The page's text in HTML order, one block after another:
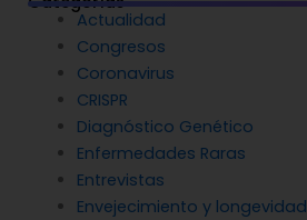
Actualidad
Congresos
Coronavirus
CRISPR
Diagnóstico Genético
Enfermedades Raras
Entrevistas
Envejecimiento y longevidad